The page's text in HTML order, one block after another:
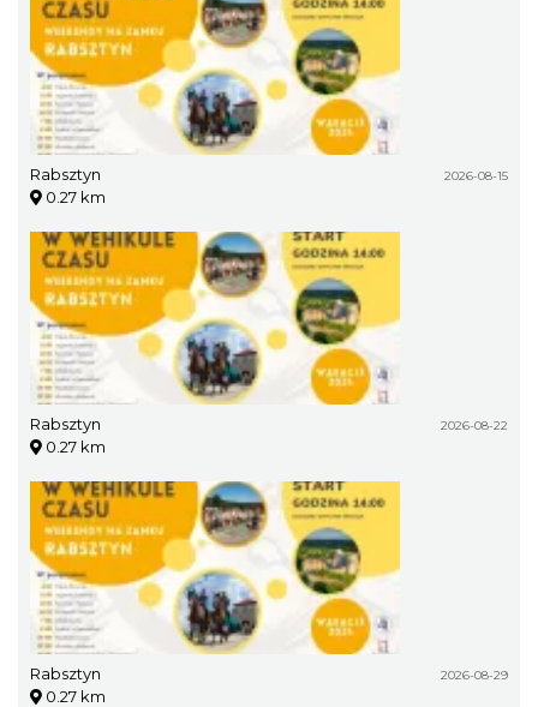
Rabsztyn 2026-08-15
0.27 km
Rabsztyn 2026-08-22
0.27 km
Rabsztyn 2026-08-29
0.27 km